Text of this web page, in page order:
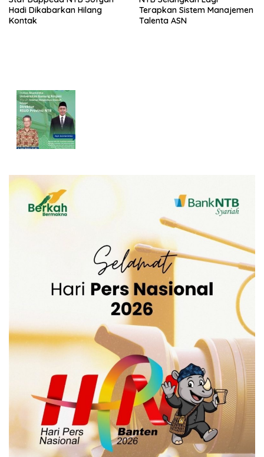
Hadi Dikabarkan Hilang
Kontak
Terapkan Sistem Manajemen
Talenta ASN